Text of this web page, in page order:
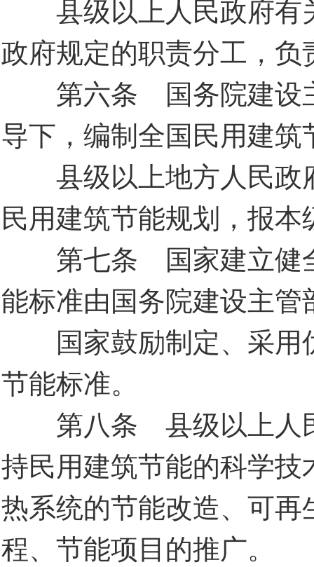
县级以上人民政府有
政府规定的职责分工，
第六条 国务院建设主
导下，编制全国民用建
县级以上地方人民政
民用建筑节能规划，报
第七条 国家建立健全
能标准由国务院建设主
国家鼓励制定、采用
节能标准。
第八条 县级以上人民
持民用建筑节能的科学
热系统的节能改造、可
程、节能项目的推广。